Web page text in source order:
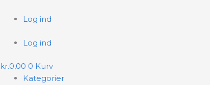
Log ind
Log ind
kr.0,00 0 Kurv
Kategorier